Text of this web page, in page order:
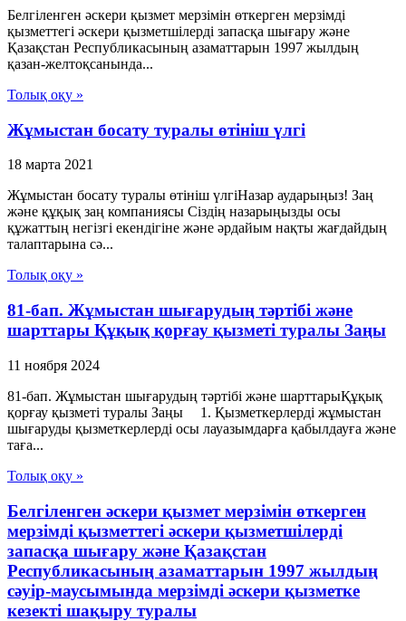
Белгiленген әскери қызмет мерзiмiн өткерген мерзiмдi
қызметтегi әскери қызметшiлердi запасқа шығару және
Қазақстан Республикасының азаматтарын 1997 жылдың
қазан-желтоқсанында...
Толық оқу »
Жұмыстан босату туралы өтініш үлгі
18 марта 2021
Жұмыстан босату туралы өтініш үлгіНазар аударыңыз! Заң
және құқық заң компаниясы Сіздің назарыңызды осы
құжаттың негізгі екендігіне және әрдайым нақты жағдайдың
талаптарына сә...
Толық оқу »
81-бап. Жұмыстан шығарудың тәртібі және
шарттары Құқық қорғау қызметі туралы Заңы
11 ноября 2024
81-бап. Жұмыстан шығарудың тәртібі және шарттарыҚұқық
қорғау қызметі туралы Заңы 1. Қызметкерлерді жұмыстан
шығаруды қызметкерлерді осы лауазымдарға қабылдауға және
таға...
Толық оқу »
Белгiленген әскери қызмет мерзiмiн өткерген
мерзiмдi қызметтегi әскери қызметшiлердi
запасқа шығару және Қазақстан
Республикасының азаматтарын 1997 жылдың
сәуiр-маусымында мерзiмдi әскери қызметке
кезектi шақыру туралы